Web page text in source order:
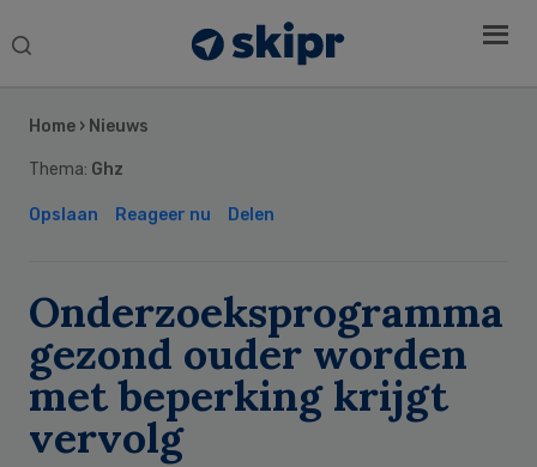
Search
Home › Nieuws
Thema: Ghz
Opslaan Reageer nu Delen
Onderzoeksprogramma
gezond ouder worden
met beperking krijgt
vervolg
Sidebar